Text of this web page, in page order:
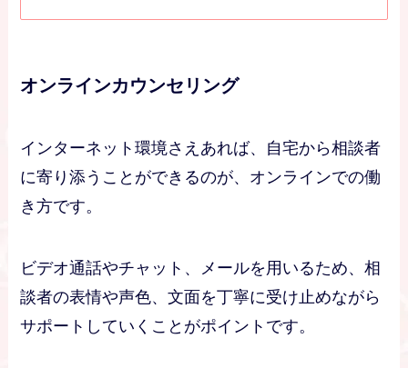
オンラインカウンセリング
インターネット環境さえあれば、自宅から相談者
に寄り添うことができるのが、オンラインでの働
き方です。
ビデオ通話やチャット、メールを用いるため、相
談者の表情や声色、文面を丁寧に受け止めながら
サポートしていくことがポイントです。